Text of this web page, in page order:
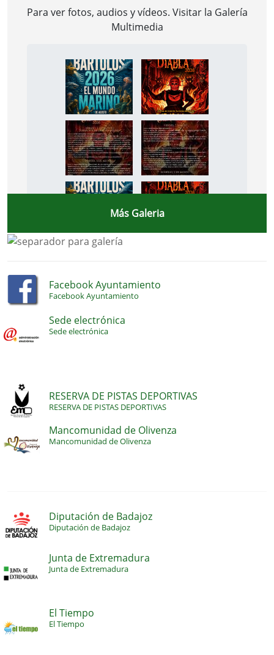
Para ver fotos, audios y vídeos. Visitar la Galería
Multimedia
Más Galeria
Facebook Ayuntamiento
Facebook Ayuntamiento
Sede electrónica
Sede electrónica
RESERVA DE PISTAS DEPORTIVAS
RESERVA DE PISTAS DEPORTIVAS
Mancomunidad de Olivenza
Mancomunidad de Olivenza
Diputación de Badajoz
Diputación de Badajoz
Junta de Extremadura
Junta de Extremadura
El Tiempo
El Tiempo